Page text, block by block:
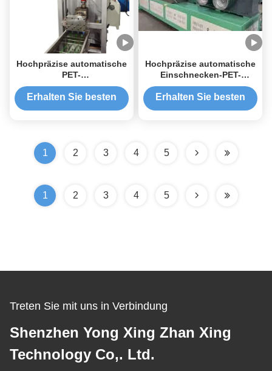
Hochpräzise automatische
PET-
Bandherstellungsmaschine
mit Einschneckenextrusion
Erhalten Sie besten
Hochpräzise automatische
Einschnecken-PET-
Bandherstellungsmaschine
und PET-
Erhalten Sie besten
1 2 3 4 5
1 2 3 4 5
Treten Sie mit uns in Verbindung
Shenzhen Yong Xing Zhan Xing
Technology Co,. Ltd.